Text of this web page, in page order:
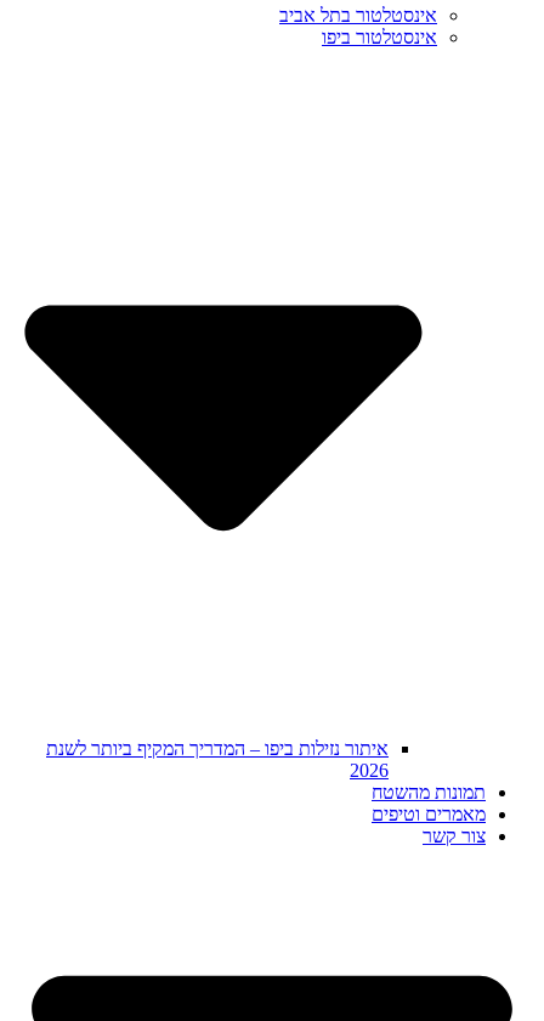
אינסטלטור בתל אביב
אינסטלטור ביפו
איתור נזילות ביפו – המדריך המקיף ביותר לשנת
2026
תמונות מהשטח
מאמרים וטיפים
צור קשר